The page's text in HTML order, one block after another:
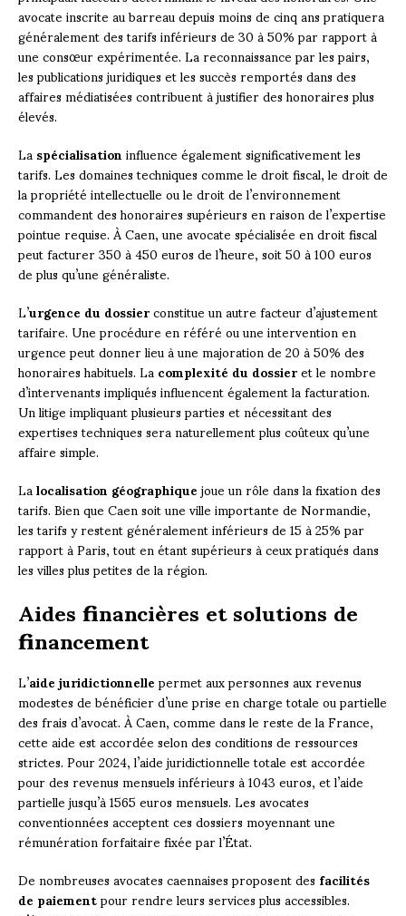
avocate inscrite au barreau depuis moins de cinq ans pratiquera
généralement des tarifs inférieurs de 30 à 50% par rapport à
une consœur expérimentée. La reconnaissance par les pairs,
les publications juridiques et les succès remportés dans des
affaires médiatisées contribuent à justifier des honoraires plus
élevés.
Laspécialisationinfluence également significativement les
tarifs. Les domaines techniques comme le droit fiscal, le droit de
la propriété intellectuelle ou le droit de l’environnement
commandent des honoraires supérieurs en raison de l’expertise
pointue requise. À Caen, une avocate spécialisée en droit fiscal
peut facturer 350 à 450 euros de l’heure, soit 50 à 100 euros
de plus qu’une généraliste.
L’urgence du dossierconstitue un autre facteur d’ajustement
tarifaire. Une procédure en référé ou une intervention en
urgence peut donner lieu à une majoration de 20 à 50% des
honoraires habituels. Lacomplexité du dossieret le nombre
d’intervenants impliqués influencent également la facturation.
Un litige impliquant plusieurs parties et nécessitant des
expertises techniques sera naturellement plus coûteux qu’une
affaire simple.
Lalocalisation géographiquejoue un rôle dans la fixation des
tarifs. Bien que Caen soit une ville importante de Normandie,
les tarifs y restent généralement inférieurs de 15 à 25% par
rapport à Paris, tout en étant supérieurs à ceux pratiqués dans
les villes plus petites de la région.
Aides financières et solutions de
financement
L’aide juridictionnellepermet aux personnes aux revenus
modestes de bénéficier d’une prise en charge totale ou partielle
des frais d’avocat. À Caen, comme dans le reste de la France,
cette aide est accordée selon des conditions de ressources
strictes. Pour 2024, l’aide juridictionnelle totale est accordée
pour des revenus mensuels inférieurs à 1043 euros, et l’aide
partielle jusqu’à 1565 euros mensuels. Les avocates
conventionnées acceptent ces dossiers moyennant une
rémunération forfaitaire fixée par l’État.
De nombreuses avocates caennaises proposent desfacilités
de paiementpour rendre leurs services plus accessibles.